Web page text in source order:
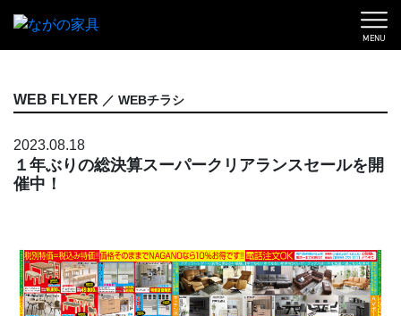
MENU
WEB FLYER ／ WEBチラシ
2023.08.18
１年ぶりの総決算スーパークリアランスセールを開
催中！